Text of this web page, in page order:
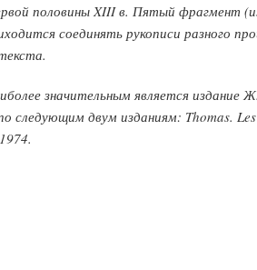
половины XIII в. Пятый фрагмент
соединять рукописи
значительным является издание
двум изданиям: Thomas.